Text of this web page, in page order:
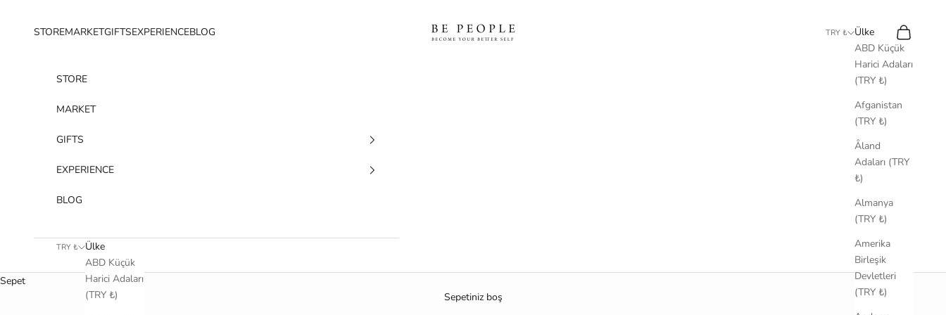
bepeople.co
STOREMARKETGIFTSEXPERIENCEBLOG TRY ₺
Ülke
ABD Küçük
Harici Adaları
(TRY ₺)
Afganistan
(TRY ₺)
Åland
Adaları (TRY
₺)
Almanya
(TRY ₺)
Amerika
Birleşik
Devletleri
(TRY ₺)
Sepet
STORE
MARKET
GIFTS
EXPERIENCE
BLOG
TRY ₺
Ülke
ABD Küçük
Harici Adaları
(TRY ₺)
Sepet
Sepetiniz boş